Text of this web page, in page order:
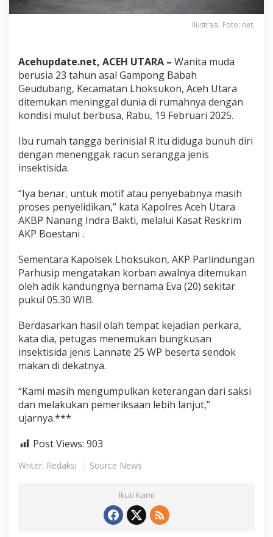
e
w
a
s
U
s
i
M
i
m
R
a
c
S
e
r
a
g
a
Ilustrasi. Foto: net.
Acehupdate.net, ACEH UTARA – Wanita muda
berusia 23 tahun asal Gampong Babah
Geudubang, Kecamatan Lhoksukon, Aceh Utara
ditemukan meninggal dunia di rumahnya dengan
kondisi mulut berbusa, Rabu, 19 Februari 2025.
Ibu rumah tangga berinisial R itu diduga bunuh diri
dengan menenggak racun serangga jenis
insektisida.
“Iya benar, untuk motif atau penyebabnya masih
proses penyelidikan,” kata Kapolres Aceh Utara
AKBP Nanang Indra Bakti, melalui Kasat Reskrim
AKP Boestani .
Sementara Kapolsek Lhoksukon, AKP Parlindungan
Parhusip mengatakan korban awalnya ditemukan
oleh adik kandungnya bernama Eva (20) sekitar
pukul 05.30 WIB.
Berdasarkan hasil olah tempat kejadian perkara,
kata dia, petugas menemukan bungkusan
insektisida jenis Lannate 25 WP beserta sendok
makan di dekatnya.
“Kami masih mengumpulkan keterangan dari saksi
dan melakukan pemeriksaan lebih lanjut,”
ujarnya.***
Post Views: 903
Writer: Redaksi Source News
Ikuti Kami